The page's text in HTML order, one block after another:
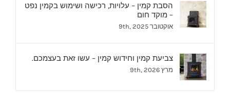
הסבת קמין – עלויות, רכישה ושימוש בקמין נפט
– מוקד חום
אוקטובר 9th, 2025
צביעת קמין וחידוש קמין – עשו זאת בעצמכם.
מרץ 9th, 2026